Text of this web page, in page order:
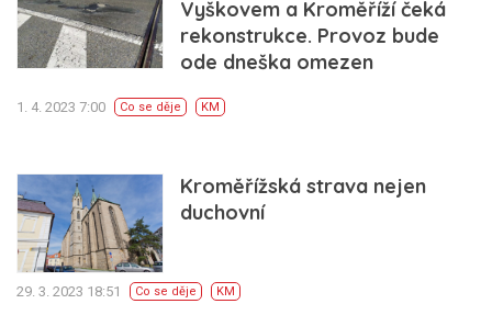
Vyškovem a Kroměříží čeká
rekonstrukce. Provoz bude
ode dneška omezen
1. 4. 2023 7:00 Co se děje KM
Kroměřížská strava nejen
duchovní
29. 3. 2023 18:51 Co se děje KM